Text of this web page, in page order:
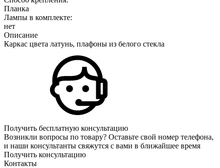
Планка
Лампы в комплекте:
нет
Описание
Каркас цвета латунь, плафоны из белого стекла
Получить бесплатную консультацию
Возникли вопросы по товару? Оставьте свой номер телефона,
и наши консультанты свяжутся с вами в ближайшее время
Получить консультацию
Контакты